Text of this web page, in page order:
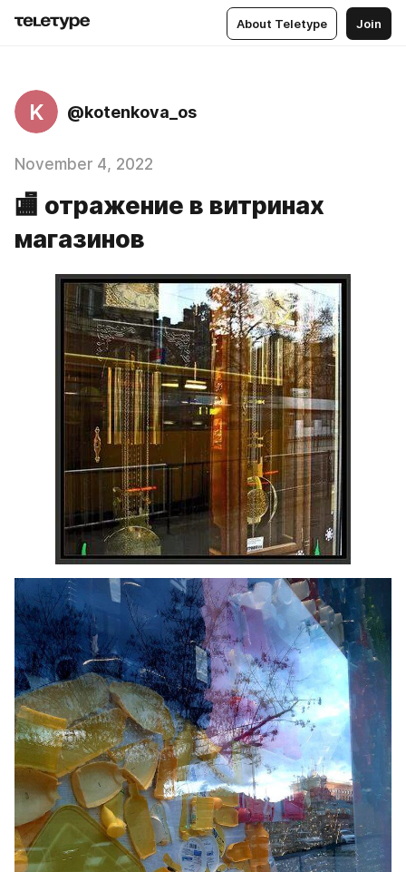
About Teletype Join
K @kotenkova_os
November 4, 2022
🏬 отражение в витринах
магазинов